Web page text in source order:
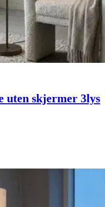
uten skjermer 3lys